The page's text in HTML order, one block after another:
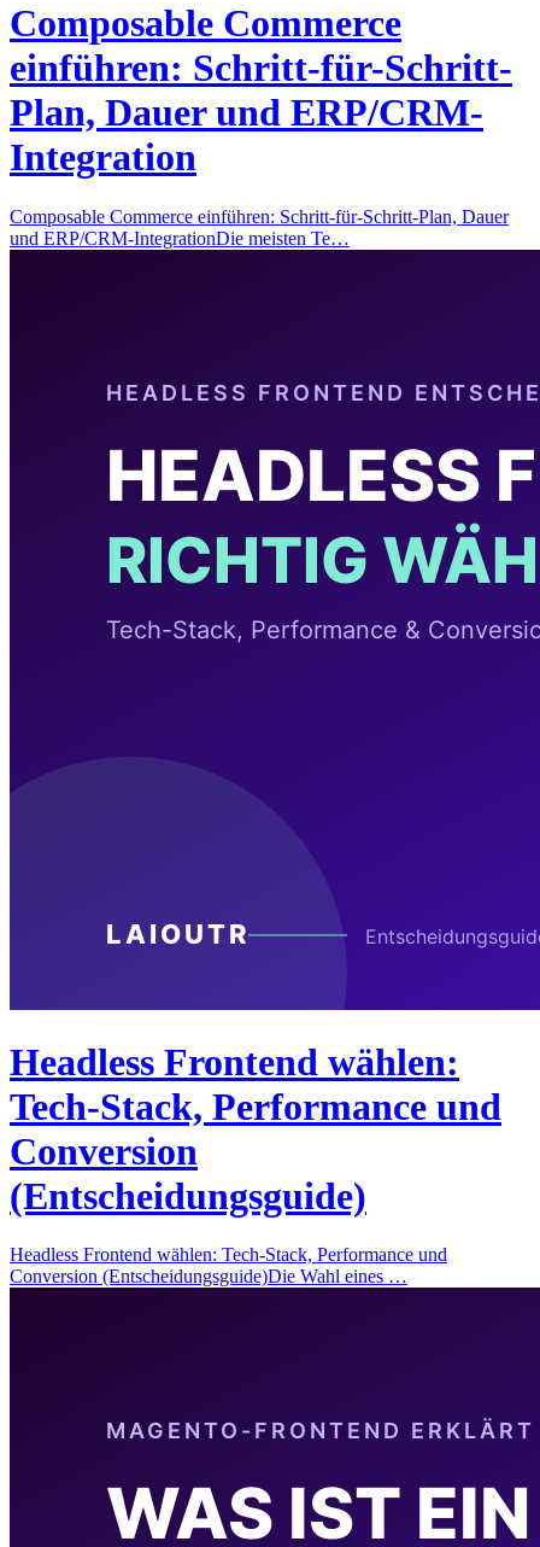
Composable Commerce
einführen: Schritt-für-Schritt-
Plan, Dauer und ERP/CRM-
Integration
Composable Commerce einführen: Schritt-für-Schritt-Plan, Dauer
und ERP/CRM-IntegrationDie meisten Te…
Headless Frontend wählen:
Tech-Stack, Performance und
Conversion
(Entscheidungsguide)
Headless Frontend wählen: Tech-Stack, Performance und
Conversion (Entscheidungsguide)Die Wahl eines …